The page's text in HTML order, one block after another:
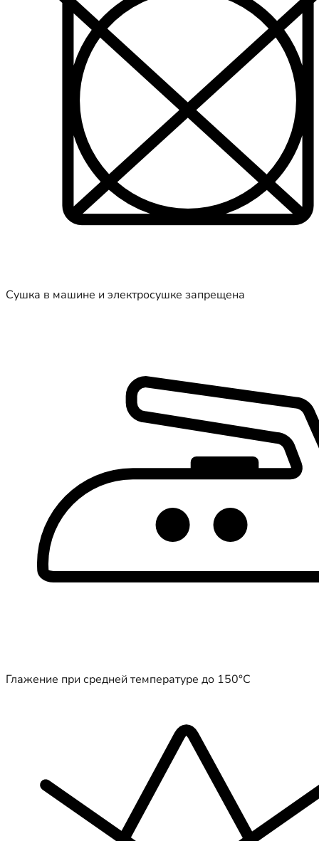
Сушка в машине и электросушке запрещена
Глажение при средней температуре до 150°C